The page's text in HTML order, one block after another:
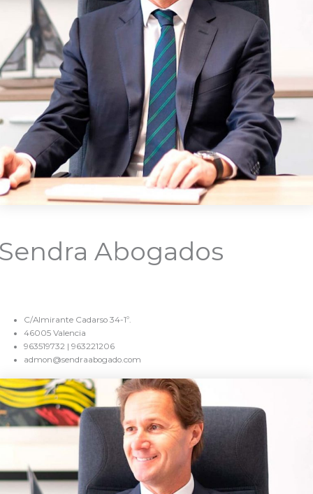
Abogados
C/Almirante Cadarso 34-1º.
46005 Valencia
963519732 | 963221206
admon@sendraabogado.com